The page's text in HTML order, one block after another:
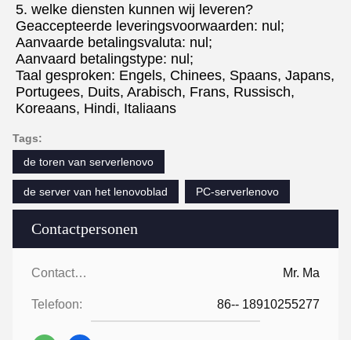
Contactpersonen
Contactpersonen: Mr. Ma
Telefoon: 86-- 18910255277
5. welke diensten kunnen wij leveren?
Geaccepteerde leveringsvoorwaarden: nul;
Aanvaarde betalingsvaluta: nul;
Aanvaard betalingstype: nul;
Taal gesproken: Engels, Chinees, Spaans, Japans,
Portugees, Duits, Arabisch, Frans, Russisch,
Koreaans, Hindi, Italiaans
Tags:
de toren van serverlenovo
de server van het lenovoblad PC-serverlenovo